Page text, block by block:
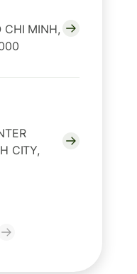
CHI MINH,
CITY,